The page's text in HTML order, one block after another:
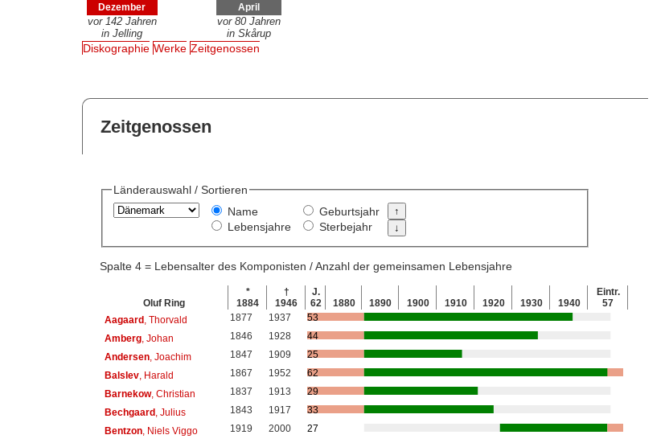
Dezember
vor 142 Jahren
in Jelling
April
vor 80 Jahren
in Skårup
Diskographie Werke Zeitgenossen
Zeitgenossen
Länderauswahl / Sortieren
Name
Lebensjahre
Geburtsjahr
Sterbejahr
Spalte 4 = Lebensalter des Komponisten / Anzahl der gemeinsamen Lebensjahre
Oluf Ring
*
1884
†
1946
J.
62
1880 1890 1900 1910 1920 1930 1940
Eintr.
57
Aagaard, Thorvald 1877 1937
53
Amberg, Johan 1846 1928
44
Andersen, Joachim 1847 1909
25
Balslev, Harald 1867 1952
62
Barnekow, Christian 1837 1913
29
Bechgaard, Julius 1843 1917
33
Bentzon, Niels Viggo 1919 2000
27